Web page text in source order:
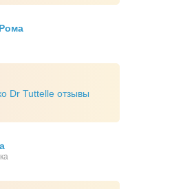
Dr Tuttelle отзывы